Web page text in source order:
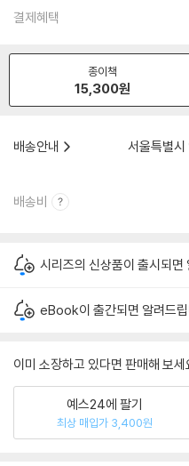
결제혜택
종이책
15,300원
배송안내
서울특별시
배송비
시리즈의 신상품이 출시되면
eBook이 출간되면 알려드
이미 소장하고 있다면 판매해 보세
예스24에 팔기
최상 매입가 3,400원